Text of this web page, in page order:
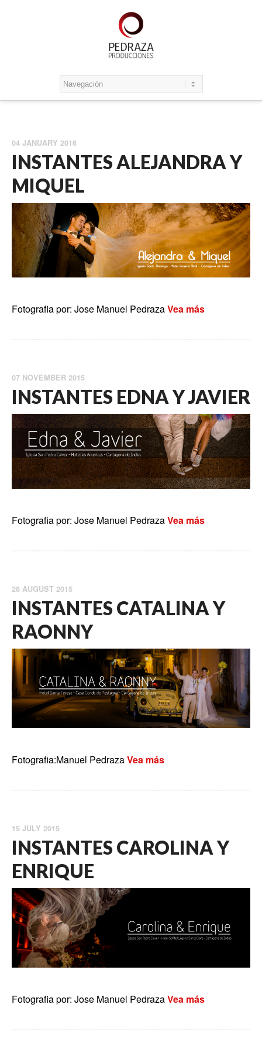
04 JANUARY 2016
INSTANTES ALEJANDRA Y
MIQUEL
Fotografia por: Jose Manuel PedrazaVea más
07 NOVEMBER 2015
INSTANTES EDNA Y JAVIER
Fotografia por: Jose Manuel PedrazaVea más
28 AUGUST 2015
INSTANTES CATALINA Y
RAONNY
Fotografia:Manuel PedrazaVea más
15 JULY 2015
INSTANTES CAROLINA Y
ENRIQUE
Fotografia por: Jose Manuel PedrazaVea más